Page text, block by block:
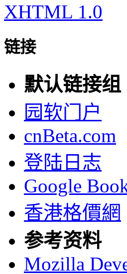
XHTML 1.0
链接
默认链接组
园软门户
cnBeta.com
登陆日志
Google
香港格價網
参考资料
Mozilla